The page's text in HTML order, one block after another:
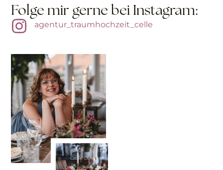
Folge mir gerne bei Instagram:
agentur_traumhochzeit_celle
Cecile Conquer